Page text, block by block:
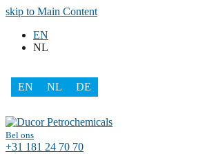
skip to Main Content
EN
NL
EN NL
DE
Bel ons
+31 181 24 70 70